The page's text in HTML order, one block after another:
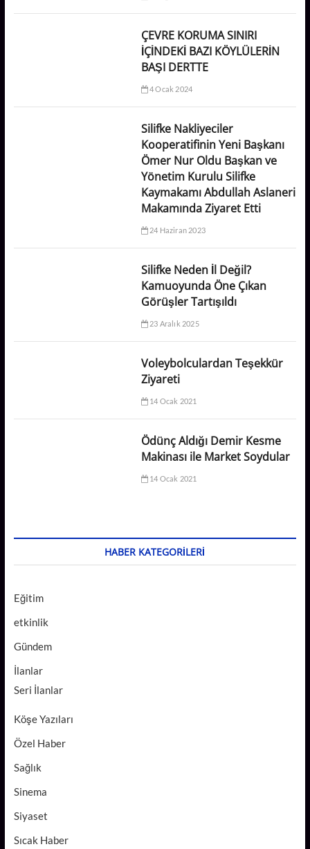
ÇEVRE KORUMA SINIRI
İÇİNDEKİ BAZI KÖYLÜLERİN
BAŞI DERTTE
4 Ocak 2024
Silifke Nakliyeciler
Kooperatifinin Yeni Başkanı
Ömer Nur Oldu Başkan ve
Yönetim Kurulu Silifke
Kaymakamı Abdullah Aslaneri
Makamında Ziyaret Etti
24 Haziran 2023
Silifke Neden İl Değil?
Kamuoyunda Öne Çıkan
Görüşler Tartışıldı
23 Aralık 2025
Voleybolculardan Teşekkür
Ziyareti
14 Ocak 2021
Ödünç Aldığı Demir Kesme
Makinası ile Market Soydular
14 Ocak 2021
HABER KATEGORILERI
Eğitim
etkinlik
Gündem
İlanlar
Seri İlanlar
Köşe Yazıları
Özel Haber
Sağlık
Sinema
Siyaset
Sıcak Haber